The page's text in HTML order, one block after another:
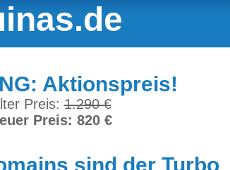
Aktionspreis!
Preis:1.290 €
Preis: 820 €
sind der Turbo